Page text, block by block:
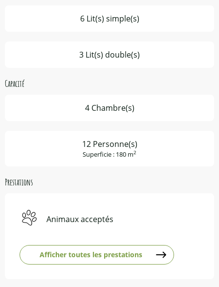
6 Lit(s) simple(s)
3 Lit(s) double(s)
Capacité
4 Chambre(s)
12 Personne(s)
Superficie : 180 m2
Prestations
Animaux acceptés
Afficher toutes les prestations